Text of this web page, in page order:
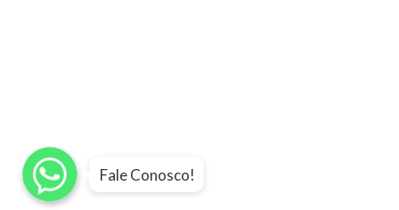
WhatsApp
WhatsApp
WhatsApp
Fale Conosco!